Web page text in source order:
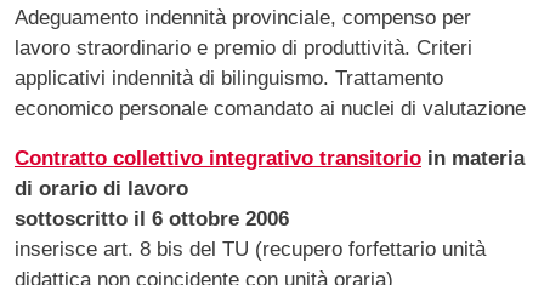
Adeguamento indennità provinciale, compenso per
lavoro straordinario e premio di produttività. Criteri
applicativi indennità di bilinguismo. Trattamento
economico personale comandato ai nuclei di valutazione
Contratto collettivo integrativo transitorio in materia
di orario di lavoro
sottoscritto il 6 ottobre 2006
inserisce art. 8 bis del TU (recupero forfettario unità
didattica non coincidente con unità oraria)